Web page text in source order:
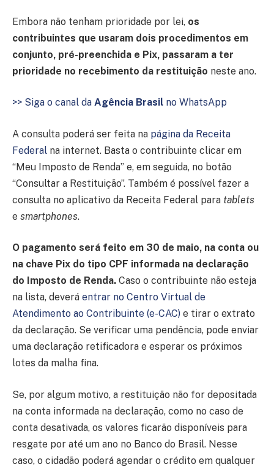
Embora não tenham prioridade por lei, os
contribuintes que usaram dois procedimentos em
conjunto, pré-preenchida e Pix, passaram a ter
prioridade no recebimento da restituição neste ano.
>> Siga o canal da Agência Brasil no WhatsApp
A consulta poderá ser feita na página da Receita
Federal na internet. Basta o contribuinte clicar em
“Meu Imposto de Renda” e, em seguida, no botão
“Consultar a Restituição”. Também é possível fazer a
consulta no aplicativo da Receita Federal para tablets
e smartphones.
O pagamento será feito em 30 de maio, na conta ou
na chave Pix do tipo CPF informada na declaração
do Imposto de Renda. Caso o contribuinte não esteja
na lista, deverá entrar no Centro Virtual de
Atendimento ao Contribuinte (e-CAC) e tirar o extrato
da declaração. Se verificar uma pendência, pode enviar
uma declaração retificadora e esperar os próximos
lotes da malha fina.
Se, por algum motivo, a restituição não for depositada
na conta informada na declaração, como no caso de
conta desativada, os valores ficarão disponíveis para
resgate por até um ano no Banco do Brasil. Nesse
caso, o cidadão poderá agendar o crédito em qualquer